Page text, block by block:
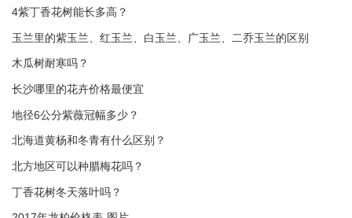
4紫丁香花树能长多高？
玉兰里的紫玉兰、红玉兰、白玉兰、广玉兰、二乔玉兰的区别
木瓜树耐寒吗？
长沙哪里的花卉价格最便宜
地径6公分紫薇冠幅多少？
北海道黄杨和冬青有什么区别？
北方地区可以种腊梅花吗？
丁香花树冬天落叶吗？